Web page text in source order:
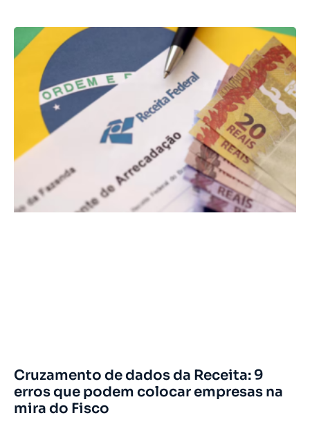
Cruzamento de dados da Receita: 9
erros que podem colocar empresas na
mira do Fisco